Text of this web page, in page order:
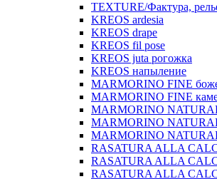
TEXTURE/Фактура,
KREOS ardesia
KREOS drape
KREOS fil pose
KREOS juta рогожка
KREOS напыление
MARMORINO FINE
MARMORINO FINE
MARMORINO
MARMORINO
MARMORINO
RASATURA ALLA
RASATURA ALLA
RASATURA ALLA